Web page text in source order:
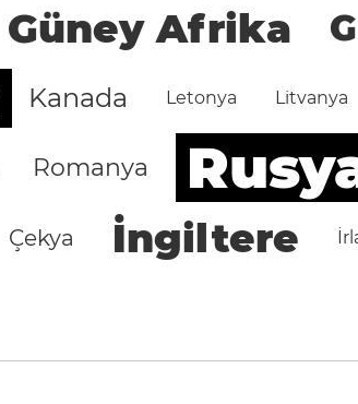
Güney Afrika
Kanada Letonya Litvanya
Romanya
Çekya İngiltere